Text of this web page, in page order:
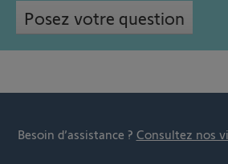
Posez votre question
Besoin d’assistance ? Consultez nos